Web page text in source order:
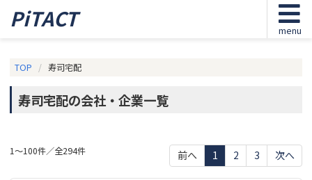
PiTACT menu
TOP 寿司宅配
寿司宅配の会社・企業一覧
1～100件／全294件 前へ 1 2 3 次へ